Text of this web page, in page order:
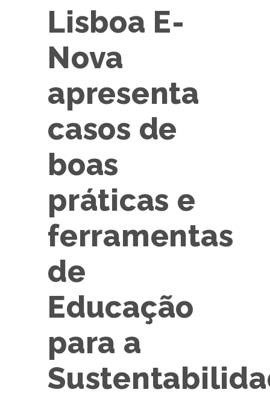
Lisboa E-
Nova
apresenta
casos de
boas
práticas e
ferramentas
de
Educação
para a